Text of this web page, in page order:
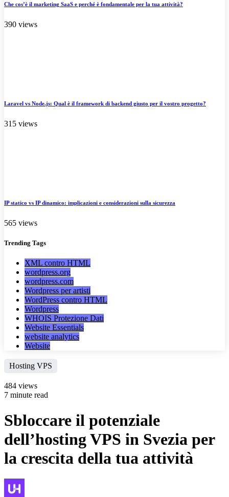
Che cos’è il marketing SaaS e perché è fondamentale per la tua attività?
390 views
Laravel vs Node.js: Qual è il framework di backend giusto per il vostro progetto?
315 views
IP statico vs IP dinamico: implicazioni e considerazioni sulla sicurezza
565 views
Trending Tags
XML contro HTML
wordpress.org
wordpress.com
Wordpress per artisti
WordPress contro HTML
Wordpress
WHOIS Protezione Dati
Website Essentials
website analytics
Website
Hosting VPS
484 views
7 minute read
Sbloccare il potenziale
dell’hosting VPS in Svezia per
la crescita della tua attività